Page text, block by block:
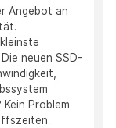
Angebot an
neuen SSD-
Problem